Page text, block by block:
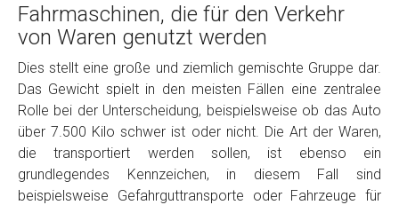
Kilometerstand
Preisvorstellung
Name*
Telefon
Fahrmaschinen, die für den Verkehr
von Waren genutzt werden
Dies stellt eine große und ziemlich gemischte Gruppe dar.
Das Gewicht spielt in den meisten Fällen eine zentralee
Rolle bei der Unterscheidung, beispielsweise ob das Auto
über 7.500 Kilo schwer ist oder nicht. Die Art der Waren,
die transportiert werden sollen, ist ebenso ein
grundlegendes Kennzeichen, in diesem Fall sind
beispielsweise Gefahrguttransporte oder Fahrzeuge für